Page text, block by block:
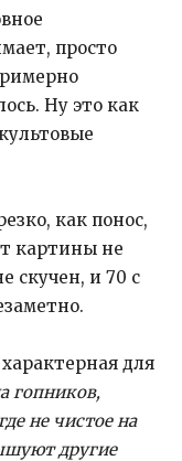
просто
Ну это как
как понос,
картины не
скучен, и 70 с
для
гопников,
не чистое на
другие